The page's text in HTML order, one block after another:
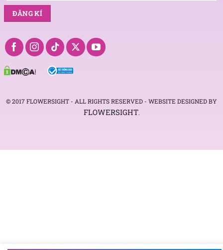
© 2017 FLOWERSIGHT - ALL RIGHTS RESERVED - WEBSITE DESIGNED BY
FLOWERSIGHT.